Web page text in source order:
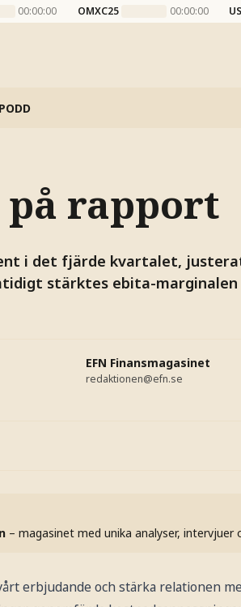
00:00:00 OMXC25 00:00:00
PODD
rapport
i det fjärde kvartalet,
stärktes ebita-marginalen
EFN Finansmagasinet
redaktionen@efn.se
– magasinet med unika analyser, intervjuer
erbjudande och stärka relationen